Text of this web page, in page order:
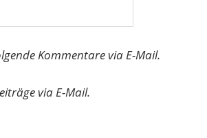
Kommentare via E-Mail.
via E-Mail.